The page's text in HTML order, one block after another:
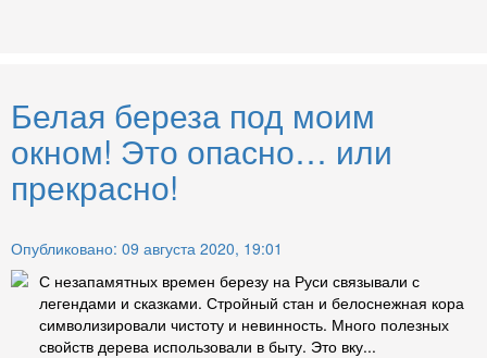
Белая береза под моим
окном! Это опасно… или
прекрасно!
Опубликовано: 09 августа 2020, 19:01
С незапамятных времен березу на Руси связывали с
легендами и сказками. Стройный стан и белоснежная кора
символизировали чистоту и невинность. Много полезных
свойств дерева использовали в быту. Это вку...